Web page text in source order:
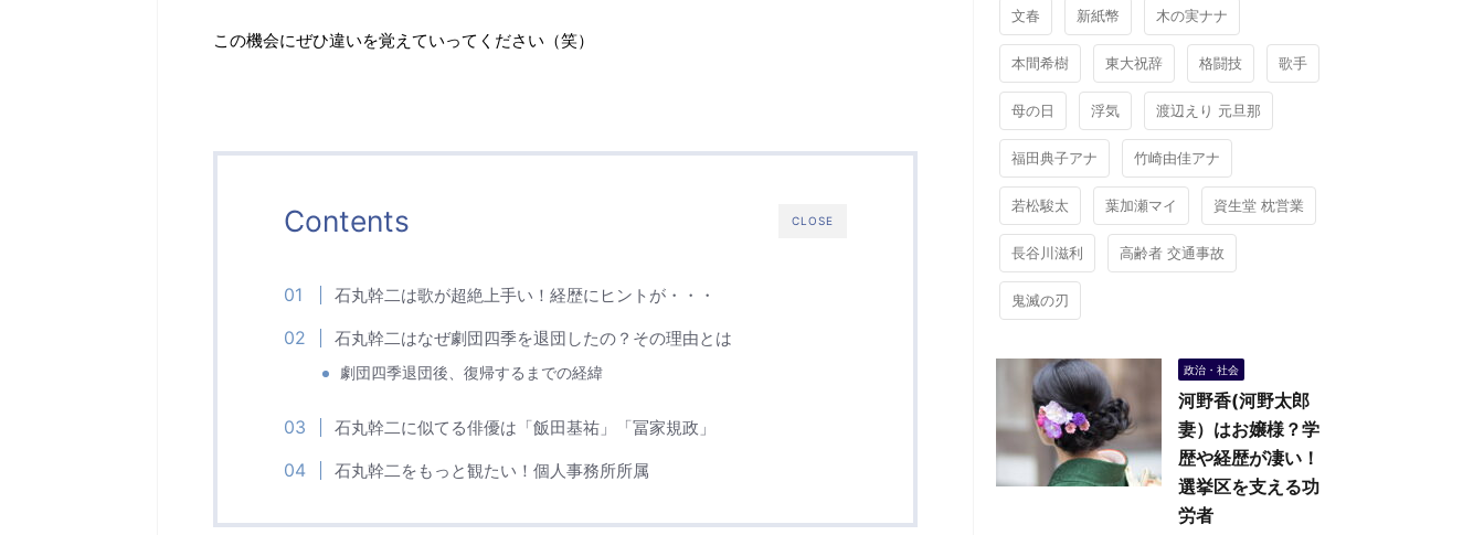
この機会にぜひ違いを覚えていってください（笑）
CLOSE
Contents
石丸幹二は歌が超絶上手い！経歴にヒントが・・・
石丸幹二はなぜ劇団四季を退団したの？その理由とは
劇団四季退団後、復帰するまでの経緯
石丸幹二に似てる俳優は「飯田基祐」「冨家規政」
石丸幹二をもっと観たい！個人事務所所属
文春 新紙幣 木の実ナナ
本間希樹 東大祝辞 格闘技 歌手
母の日 浮気 渡辺えり 元旦那
福田典子アナ 竹崎由佳アナ
若松駿太 葉加瀬マイ 資生堂 枕営業
長谷川滋利 高齢者 交通事故
鬼滅の刃
政治・社会
河野香(河野太郎
妻）はお嬢様？学
歴や経歴が凄い！
選挙区を支える功
労者